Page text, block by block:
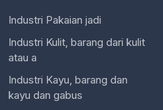
Industri Pakaian jadi
Industri Kulit, barang dari kulit
atau a
Industri Kayu, barang dan
kayu dan gabus